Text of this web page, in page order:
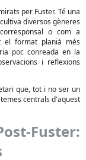
per Fuster. Té una
diversos gèneres
o com a
el format planià més
poc conreada en la
i reflexions
que, tot i no ser un
centrals d'aquest
Fuster: